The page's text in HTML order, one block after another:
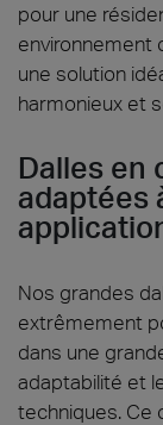
pour une
environnement
une solution
harmonieux et
Dalles en
adaptées
Nos grandes
extrêmement
dans une
adaptabilité et
techniques. Ce